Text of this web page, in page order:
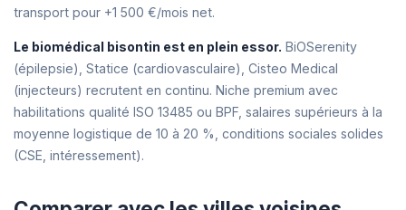
transport pour +1 500 €/mois net.
Le biomédical bisontin est en plein essor. BiOSerenity
(épilepsie), Statice (cardiovasculaire), Cisteo Medical
(injecteurs) recrutent en continu. Niche premium avec
habilitations qualité ISO 13485 ou BPF, salaires supérieurs à la
moyenne logistique de 10 à 20 %, conditions sociales solides
(CSE, intéressement).